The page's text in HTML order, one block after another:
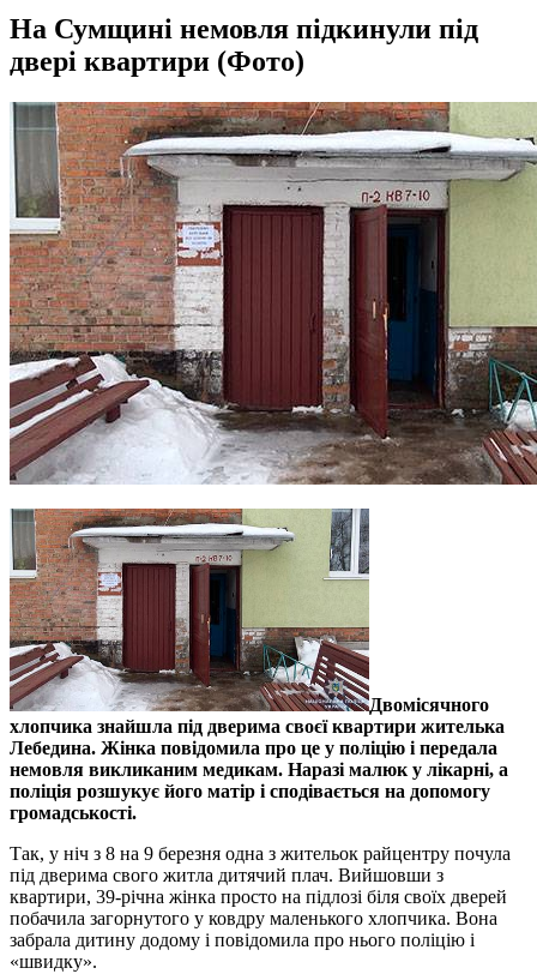
На Сумщині немовля підкинули під
двері квартири (Фото)
Двомісячного
хлопчика знайшла під дверима своєї квартири жителька
Лебедина. Жінка повідомила про це у поліцію і передала
немовля викликаним медикам. Наразі малюк у лікарні, а
поліція розшукує його матір і сподівається на допомогу
громадськості.
Так, у ніч з 8 на 9 березня одна з жительок райцентру почула
під дверима свого житла дитячий плач. Вийшовши з
квартири, 39-річна жінка просто на підлозі біля своїх дверей
побачила загорнутого у ковдру маленького хлопчика. Вона
забрала дитину додому і повідомила про нього поліцію і
«швидку».